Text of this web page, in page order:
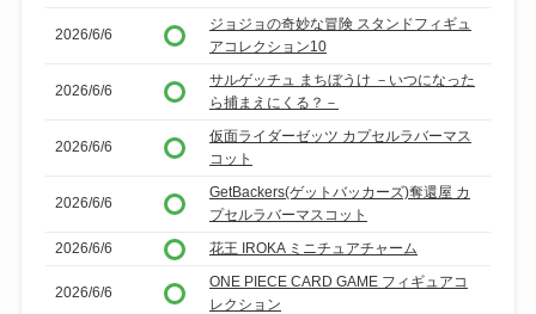
2026/6/6
ジョジョの奇妙な冒険 スタンドフィギュ
アコレクション10
2026/6/6
サルゲッチュ まちぼうけ －いつになった
ら捕まえにくる？－
2026/6/6
仮面ライダーゼッツ カプセルラバーマス
コット
2026/6/6
GetBackers(ゲットバッカーズ)奪還屋 カ
プセルラバーマスコット
2026/6/6
花王 IROKA ミニチュアチャーム
2026/6/6
ONE PIECE CARD GAME フィギュアコ
レクション